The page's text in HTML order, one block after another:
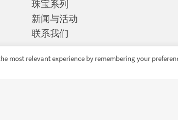
珠宝系列
新闻与活动
联系我们
most relevant experience by remembering your